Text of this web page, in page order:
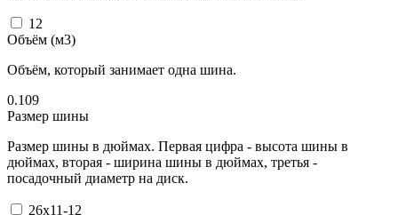
12
Объём (м3)
Объём, который занимает одна шина.
0.109
Размер шины
Размер шины в дюймах. Первая цифра - высота шины в
дюймах, вторая - ширина шины в дюймах, третья -
посадочный диаметр на диск.
26x11-12